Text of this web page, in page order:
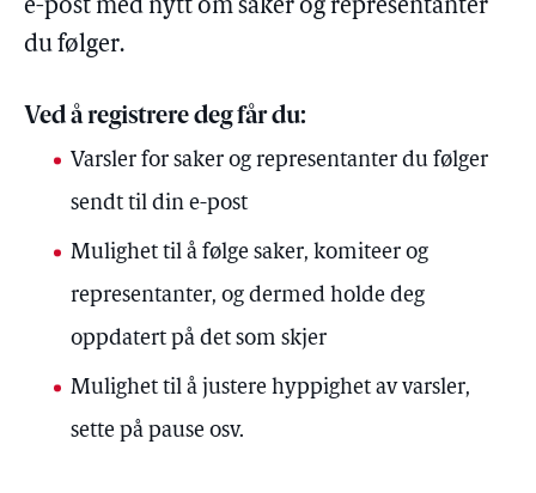
e-post med nytt om saker og representanter
du følger.
Ved å registrere deg får du:
Varsler for saker og representanter du følger
sendt til din e-post
Mulighet til å følge saker, komiteer og
representanter, og dermed holde deg
oppdatert på det som skjer
Mulighet til å justere hyppighet av varsler,
sette på pause osv.